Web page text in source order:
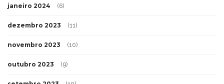
janeiro 2024 (6)
dezembro 2023 (11)
novembro 2023 (10)
outubro 2023 (9)